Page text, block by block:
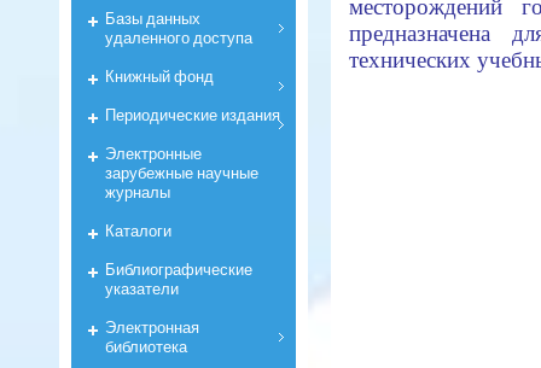
месторождений
предназначена
технических
Базы данных
удаленного доступа
Книжный фонд
Периодические издания
Электронные
зарубежные научные
журналы
Каталоги
Библиографические
указатели
Электронная
библиотека